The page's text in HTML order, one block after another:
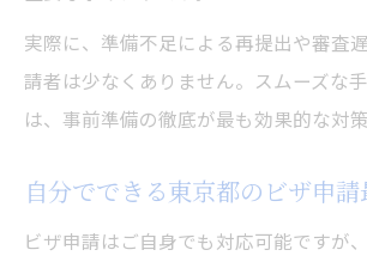
実際に、準備不足による再提出や審査
請者は少なくありません。スムーズな
は、事前準備の徹底が最も効果的な対策
自分でできる東京都のビザ申
ビザ申請はご自身でも対応可能ですが